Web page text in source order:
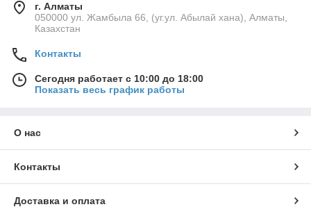
г. Алматы
050000 ул. Жамбыла 66, (уг.ул. Абылай хана), Алматы,
Казахстан
Контакты
Сегодня работает с 10:00 до 18:00
Показать весь график работы
О нас
Контакты
Доставка и оплата